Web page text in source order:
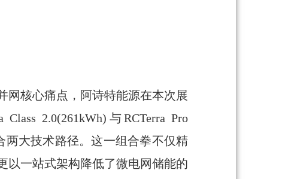
网核心痛点，阿诗特能源在本次展
2.0(261kWh)与RCTerra Pro
两大技术路径。这一组合拳不仅精
以一站式架构降低了微电网储能的